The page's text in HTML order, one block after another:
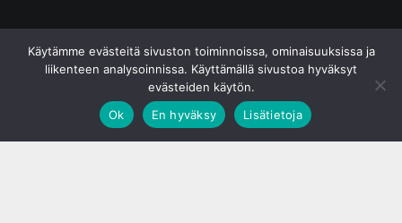
Käytämme evästeitä sivuston toiminnoissa, ominaisuuksissa ja
liikenteen analysoinnissa. Käyttämällä sivustoa hyväksyt
evästeiden käytön.
Ok
En hyväksy Lisätietoja